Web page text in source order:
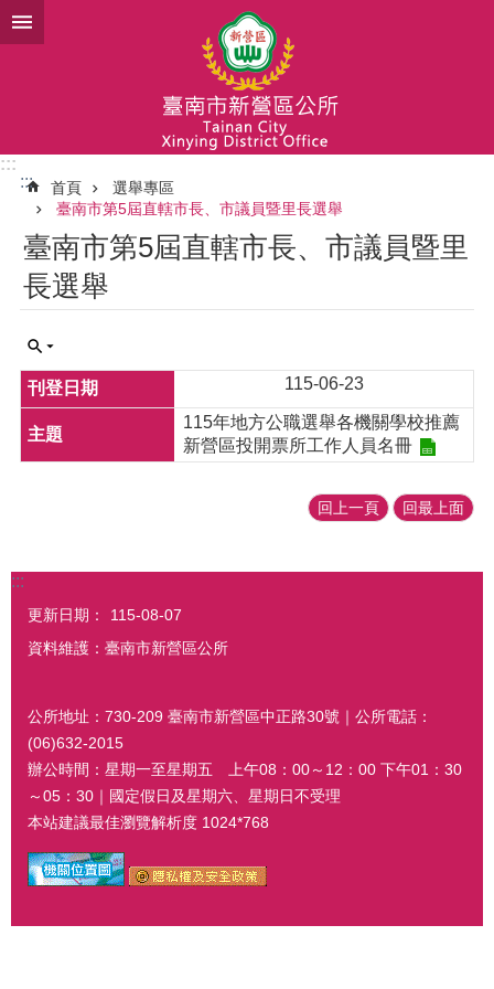
跳到主要內容區塊
:::
:::
首頁
選舉專區
臺南市第5屆直轄市長、市議員暨里長選舉
臺南市第5屆直轄市長、市議員暨里
長選舉
115-06-23
115年地方公職選舉各機關學校推薦
新營區投開票所工作人員名冊
回上一頁 回最上面
:::
更新日期：
115-08-07
資料維護：臺南市新營區公所
公所地址：730-209 臺南市新營區中正路30號｜公所電話：
(06)632-2015
辦公時間：星期一至星期五 上午08：00～12：00 下午01：30
～05：30｜國定假日及星期六、星期日不受理
本站建議最佳瀏覽解析度 1024*768